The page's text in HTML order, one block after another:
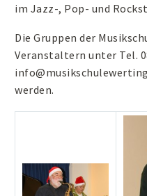
im Jazz-, Pop- und
Die Gruppen der
Veranstaltern unter Tel.
werden.